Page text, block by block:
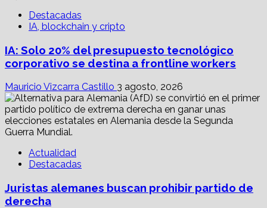
Destacadas
IA, blockchain y cripto
IA: Solo 20% del presupuesto tecnológico
corporativo se destina a frontline workers
Mauricio Vizcarra Castillo 3 agosto, 2026
Actualidad
Destacadas
Juristas alemanes buscan prohibir partido de
derecha